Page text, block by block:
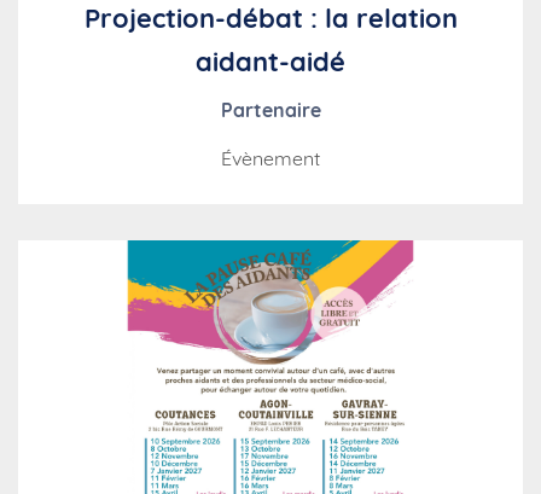
Projection-débat : la relation
aidant-aidé
Partenaire
Évènement